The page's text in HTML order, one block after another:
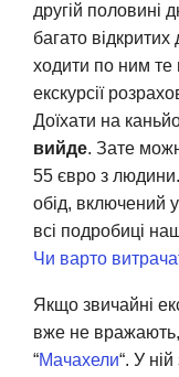
другій половині
багато
ходити по ним
екскурсії
Доїхати на
вийде. Зате
55 євро з
обід, включений
всі подробиці
Чи варто
Якщо звичайні
вже не
“Мачахели“. У ній